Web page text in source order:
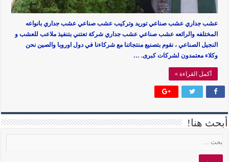
عشب جداري عشب صناعي توريد وتركيب عشب صناعي عشب جداري بانواعه
المختلفه والرائعه عشب صناعي عشب جداري شركة تعتني بتنفيذ ملاعب للعشب و
النجيل الصناعي ، نقوم بتصنيع منتجاتنا مع شركاءنا في دول اوروبا والصين نحن
وكلاء معتمدون لشركات كبرى. …
أكمل القراءة »
أبحث هنا!